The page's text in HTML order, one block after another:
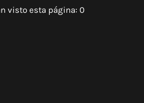
visto esta página: 0